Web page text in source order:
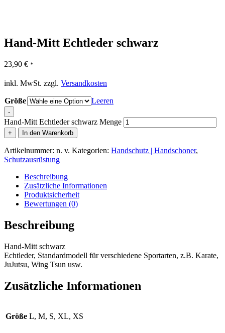
Hand-Mitt Echtleder schwarz
23,90 € *
inkl. MwSt. zzgl. Versandkosten
Größe Leeren
-
Hand-Mitt Echtleder schwarz Menge
+ In den Warenkorb
Artikelnummer: n. v. Kategorien: Handschutz | Handschoner,
Schutzausrüstung
Beschreibung
Zusätzliche Informationen
Produktsicherheit
Bewertungen (0)
Beschreibung
Hand-Mitt schwarz
Echtleder, Standardmodell für verschiedene Sportarten, z.B. Karate,
JuJutsu, Wing Tsun usw.
Zusätzliche Informationen
Größe L, M, S, XL, XS